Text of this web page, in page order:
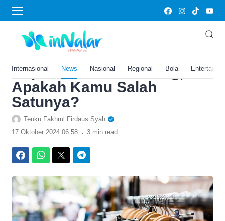
Internasional News Nasional Regional Bola
Home›Gaya Hidup
7 Jenis Pakaian yang
Menggambarkan
Kepribadian Seseorang,
Apakah Kamu Salah
Satunya?
Teuku Fakhrul Firdaus Syah
17 Oktober 2024 06:58 . 3 min read